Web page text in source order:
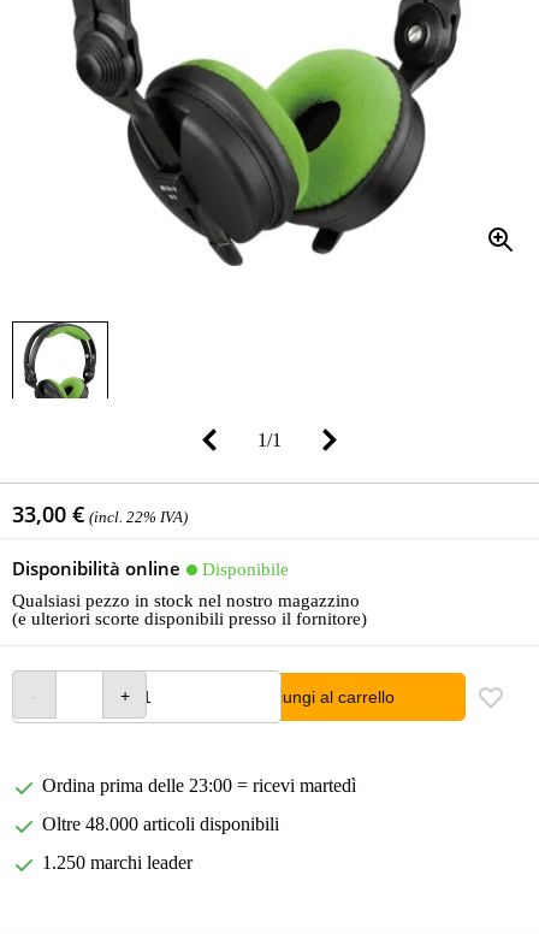
1/1
33,00 € (incl. 22% IVA)
Disponibilità online
Disponibile
Qualsiasi pezzo in stock nel nostro magazzino
(e ulteriori scorte disponibili presso il fornitore)
Aggiungi al carrello
Ordina prima delle 23:00 = ricevi martedì
Oltre 48.000 articoli disponibili
1.250 marchi leader